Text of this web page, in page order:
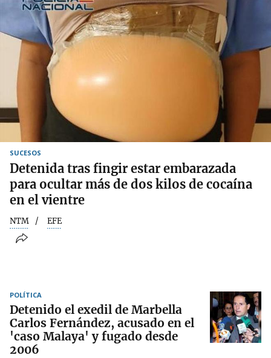
SUCESOS
Detenida tras fingir estar embarazada
para ocultar más de dos kilos de cocaína
en el vientre
NTM EFE
POLÍTICA
Detenido el exedil de Marbella
Carlos Fernández, acusado en el
'caso Malaya' y fugado desde
2006